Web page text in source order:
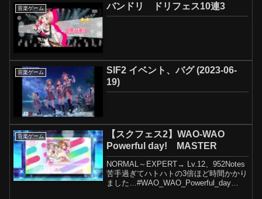
音楽ゲーム バンドリ ドリフェス10連3
音楽ゲーム
SIF2 イベント、バグ (2023-06-
19)
音楽ゲーム
【スクフェス2】WAO-WAO
Powerful day! MASTER
NORMAL～EXPERT→ Lv.12、952Notes
苦手過ぎてハトハトの3倍ほど時間かかり
ました…#WAO_WAO_Powerful_day